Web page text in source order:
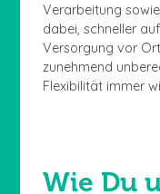
Verarbeitung
dabei, schneller
Versorgung vor
zunehmend
Flexibilität immer
Wie Du